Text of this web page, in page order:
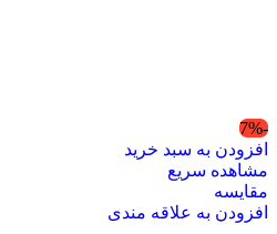
-7%
افزودن به سبد خرید
مشاهده سریع
مقایسه
افزودن به علاقه مندی